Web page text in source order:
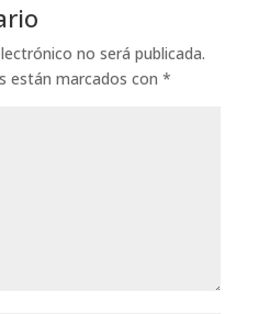
no será publicada.
están marcados con *